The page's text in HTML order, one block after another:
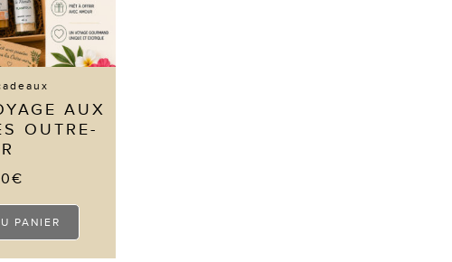
du
AUX
OUTRE-
€
PANIER